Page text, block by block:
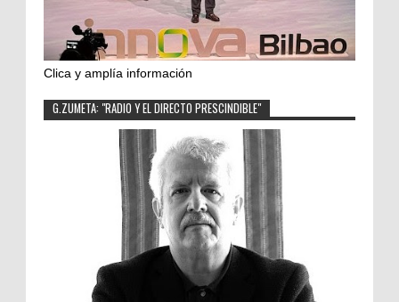
Clica y amplía información
G.ZUMETA: "RADIO Y EL DIRECTO PRESCINDIBLE"